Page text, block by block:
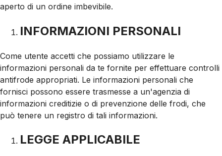
aperto di un ordine imbevibile.
INFORMAZIONI PERSONALI
Come utente accetti che possiamo utilizzare le
informazioni personali da te fornite per effettuare controlli
antifrode appropriati. Le informazioni personali che
fornisci possono essere trasmesse a un'agenzia di
informazioni creditizie o di prevenzione delle frodi, che
può tenere un registro di tali informazioni.
LEGGE APPLICABILE